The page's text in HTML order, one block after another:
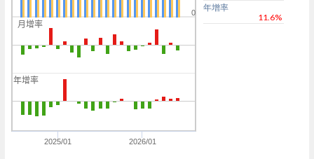
月增率
年增率
2025/01 2026/01
0
年增率
11.6%